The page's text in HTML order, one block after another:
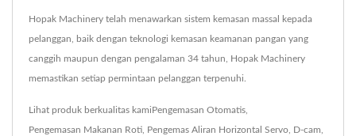
Hopak Machinery telah menawarkan sistem kemasan massal kepada
pelanggan, baik dengan teknologi kemasan keamanan pangan yang
canggih maupun dengan pengalaman 34 tahun, Hopak Machinery
memastikan setiap permintaan pelanggan terpenuhi.
Lihat produk berkualitas kami Pengemasan Otomatis
Pengemasan Makanan Roti Pengemas Aliran Horizontal Servo D-cam